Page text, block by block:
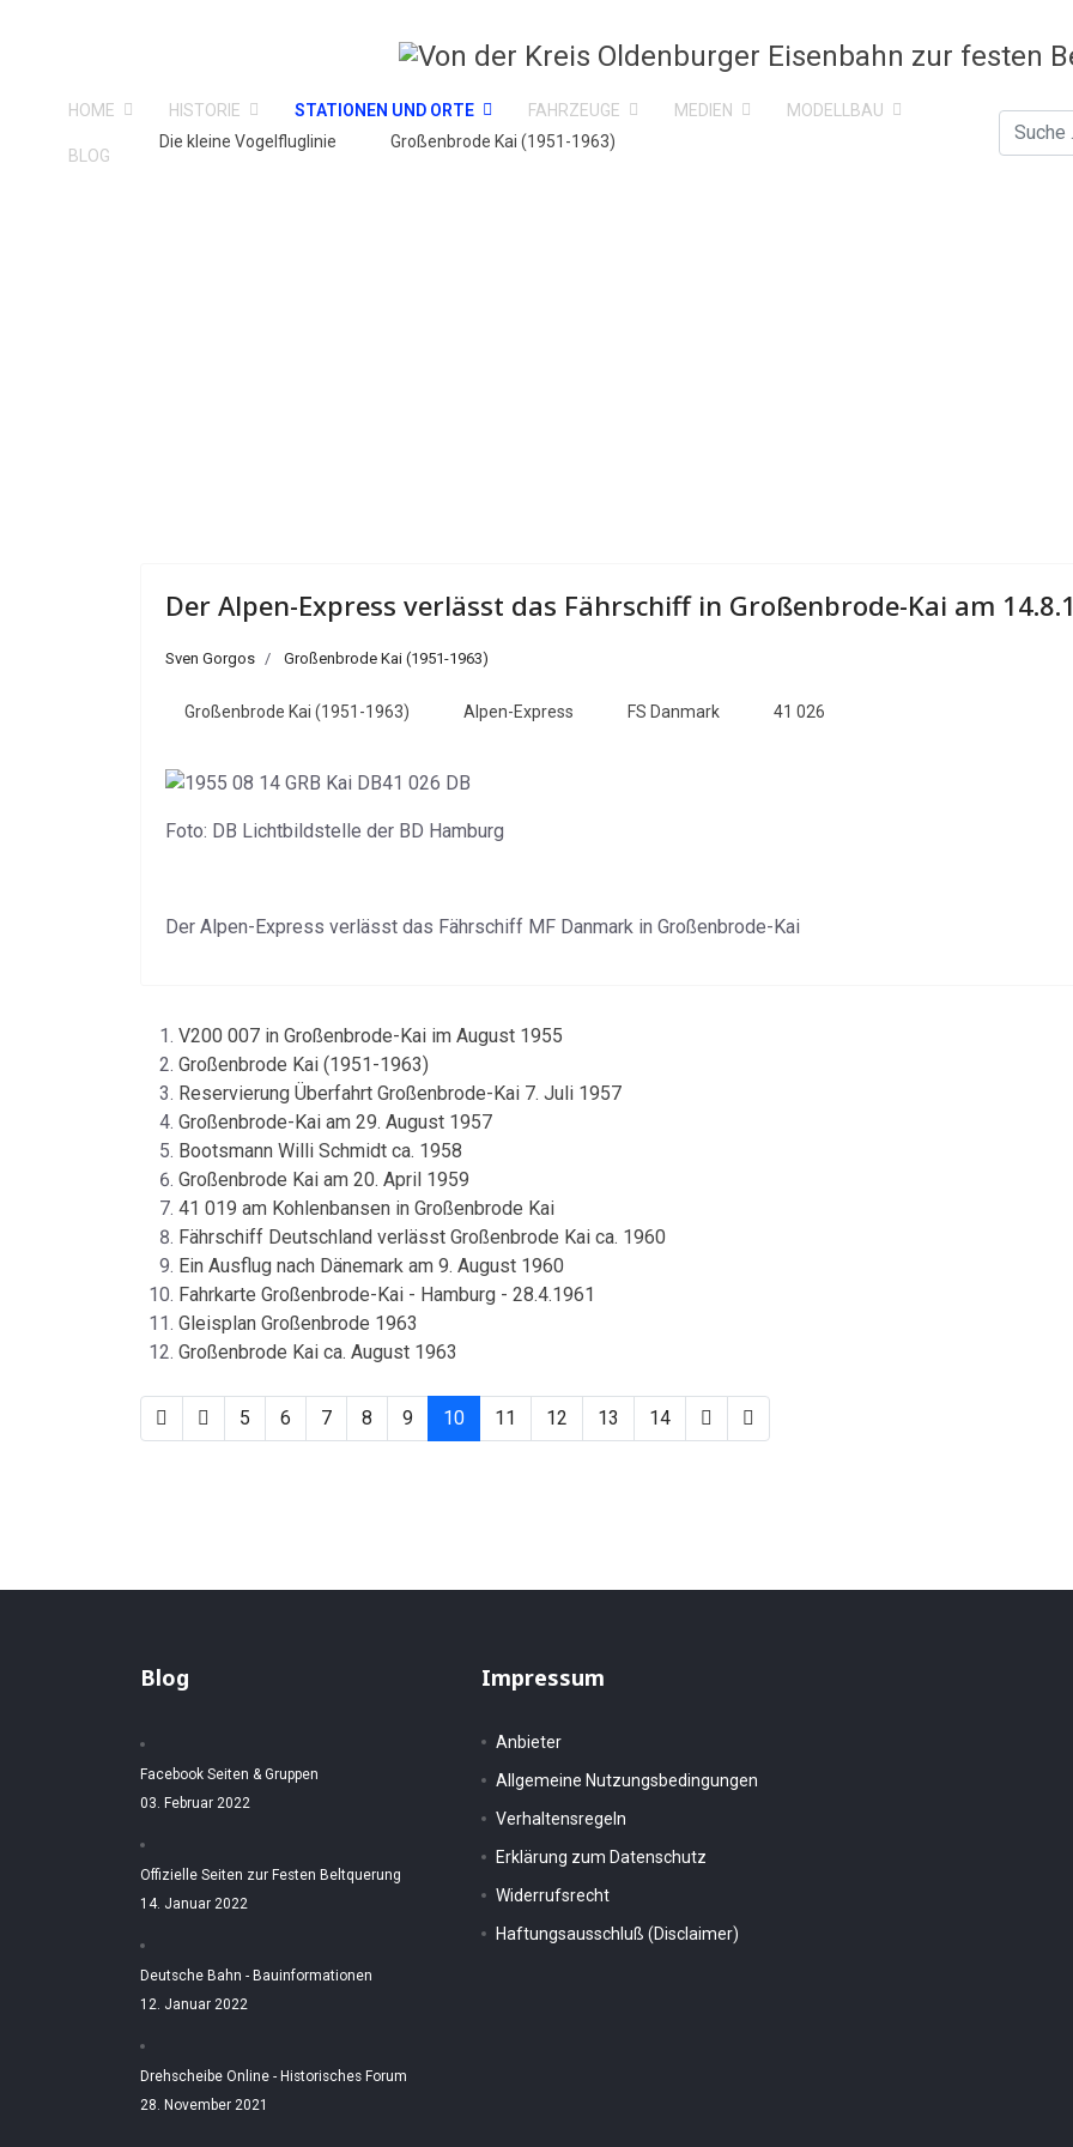
HOME HISTORIE STATIONEN UND ORTE FAHRZEUGE MEDIEN MODELLBAU
BLOG
Suchen
Die kleine Vogelfluglinie Großenbrode Kai (1951-1963)
Der Alpen-Express verlässt das Fährschiff in Großenbrode-Kai am
Sven Gorgos Großenbrode Kai (1951-1963)
Großenbrode Kai (1951-1963) Alpen-Express FS Danmark 41 026
Foto: DB Lichtbildstelle der BD Hamburg
Der Alpen-Express verlässt das Fährschiff MF Danmark in Großenbrode-Kai
V200 007 in Großenbrode-Kai im August 1955
Großenbrode Kai (1951-1963)
Reservierung Überfahrt Großenbrode-Kai 7. Juli 1957
Großenbrode-Kai am 29. August 1957
Bootsmann Willi Schmidt ca. 1958
Großenbrode Kai am 20. April 1959
41 019 am Kohlenbansen in Großenbrode Kai
Fährschiff Deutschland verlässt Großenbrode Kai ca. 1960
Ein Ausflug nach Dänemark am 9. August 1960
Fahrkarte Großenbrode-Kai - Hamburg - 28.4.1961
Gleisplan Großenbrode 1963
Großenbrode Kai ca. August 1963
5 6 7 8 9 10 11 12 13 14
Blog
Facebook Seiten & Gruppen
03. Februar 2022
Offizielle Seiten zur Festen Beltquerung
14. Januar 2022
Deutsche Bahn - Bauinformationen
12. Januar 2022
Drehscheibe Online - Historisches Forum
28. November 2021
Impressum
Anbieter
Allgemeine Nutzungsbedingungen
Verhaltensregeln
Erklärung zum Datenschutz
Widerrufsrecht
Haftungsausschluß (Disclaimer)